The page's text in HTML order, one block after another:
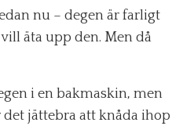
nu – degen är farligt
äta upp den. Men då
i en bakmaskin, men
jättebra att knåda ihop